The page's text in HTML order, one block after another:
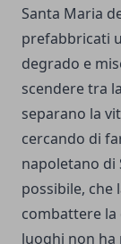
Santa Maria
prefabbricati
degrado e
scendere tra
separano la
cercando di
napoletano di
possibile, che
combattere la
luoghi non ha